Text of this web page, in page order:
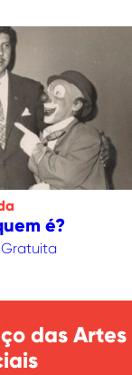
é?
Gratuita
das Artes